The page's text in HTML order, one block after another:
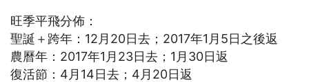
旺季平飛分佈：
聖誕＋跨年：12月20日去；2017年1月5日之後返
農曆年：2017年1月23日去；1月30日返
復活節：4月14日去；4月20日返